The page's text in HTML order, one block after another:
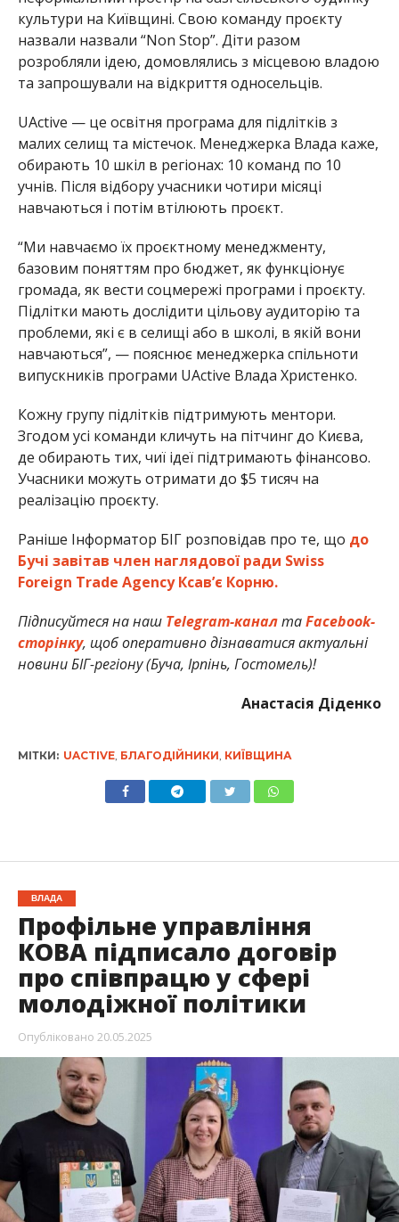
культури на Київщині. Свою команду проєкту
назвали назвали “Non Stop”. Діти разом
розробляли ідею, домовлялись з місцевою владою
та запрошували на відкриття односельців.
UActive — це освітня програма для підлітків з
малих селищ та містечок. Менеджерка Влада каже,
обирають 10 шкіл в регіонах: 10 команд по 10
учнів. Після відбору учасники чотири місяці
навчаються і потім втілюють проєкт.
“Ми навчаємо їх проєктному менеджменту,
базовим поняттям про бюджет, як функціонує
громада, як вести соцмережі програми і проєкту.
Підлітки мають дослідити цільову аудиторію та
проблеми, які є в селищі або в школі, в якій вони
навчаються”, — пояснює менеджерка спільноти
випускників програми UActive Влада Христенко.
Кожну групу підлітків підтримують ментори.
Згодом усі команди кличуть на пітчинг до Києва,
де обирають тих, чиї ідеї підтримають фінансово.
Учасники можуть отримати до $5 тисяч на
реалізацію проєкту.
Раніше Інформатор БІГ розповідав про те, що до
Бучі завітав член наглядової ради Swiss
Foreign Trade Agency Ксав’є Корню.
Підписуйтеся на наш Telegram-каналтаFacebook-
сторінку, щоб оперативно дізнаватися актуальні
новини БІГ-регіону (Буча, Ірпінь, Гостомель)!
Анастасія Діденко
МІТКИ: UACTIVE, БЛАГОДІЙНИКИ, КИЇВЩИНА
ВЛАДА
Профільне управління
КОВА підписало договір
про співпрацю у сфері
молодіжної політики
Опубліковано 20.05.2025